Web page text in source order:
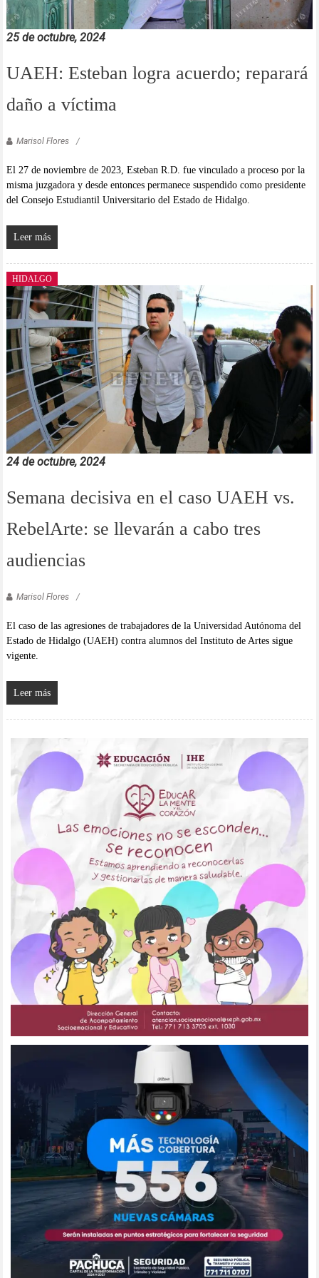
25 de octubre, 2024
UAEH: Esteban logra acuerdo; reparará
daño a víctima
Marisol Flores
El 27 de noviembre de 2023, Esteban R.D. fue vinculado a proceso por la
misma juzgadora y desde entonces permanece suspendido como presidente
del Consejo Estudiantil Universitario del Estado de Hidalgo.
Leer más
HIDALGO
24 de octubre, 2024
Semana decisiva en el caso UAEH vs.
RebelArte: se llevarán a cabo tres
audiencias
Marisol Flores
El caso de las agresiones de trabajadores de la Universidad Autónoma del
Estado de Hidalgo (UAEH) contra alumnos del Instituto de Artes sigue
vigente.
Leer más